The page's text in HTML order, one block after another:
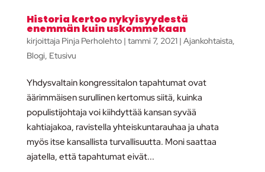
Historia kertoo nykyisyydestä
enemmän kuin uskommekaan
kirjoittaja Pinja Perholehto| tammi 7, 2021| Ajankohtaista,
Blogi, Etusivu
Yhdysvaltain kongressitalon tapahtumat ovat
äärimmäisen surullinen kertomus siitä, kuinka
populistijohtaja voi kiihdyttää kansan syvää
kahtiajakoa, ravistella yhteiskuntarauhaa ja uhata
myös itse kansallista turvallisuutta. Moni saattaa
ajatella, että tapahtumat eivät...